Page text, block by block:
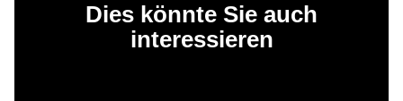
Dies könnte Sie auch
interessieren